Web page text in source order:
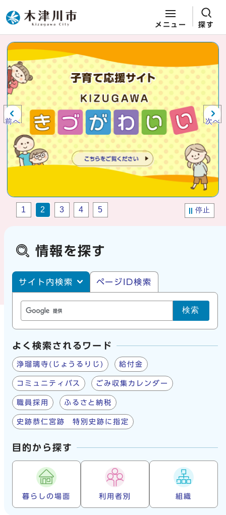
ページの先頭です
メニュー 探す
ここから本文です
ビジュアルエリア。木津川市役所か
らの紹介、お知らせ。
前へ 次へ
停止
1 2 3 4 5
情報を探す
サイト内・ページID検索
サイト内検索 ページID検索
検索
よく検索されるワード
浄瑠璃寺(じょうるりじ) 給付金
コミュニティバス ごみ収集カレンダー
職員採用 ふるさと納税
史跡恭仁宮跡 特別史跡に指定
目的から探す
暮らしの場面 利用者別 組織